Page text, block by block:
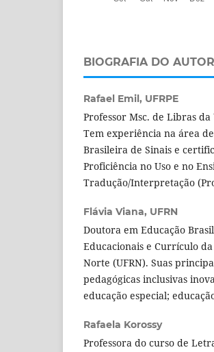
BIOGRAFIA DO AUTOR
Rafael Emil, UFRPE
Professor Msc. de Libras da
Tem experiência na área
Brasileira de Sinais e
Proficiência no Uso e no
Tradução/Interpretação
Flávia Viana, UFRN
Doutora em Educação
Educacionais e Currículo
Norte (UFRN). Suas
pedagógicas inclusivas
educação especial;
Rafaela Korossy
Professora do curso de